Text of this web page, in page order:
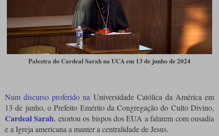
Palestra do Cardeal Sarah na UCA em 13 de junho de 2024
Num discurso proferido na Universidade Católica da América em
13 de junho, o Prefeito Emérito da Congregação do Culto Divino,
Cardeal Sarah, exortou os bispos dos EUA a falarem com ousadia
e a Igreja americana a manter a centralidade de Jesus.